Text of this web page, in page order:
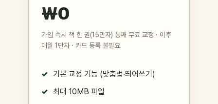
₩0
가입 즉시 책 한 권(15만자) 통째 무료 교정 · 이후
매월 1만자 · 카드 등록 불필요
기본 교정 기능 (맞춤법·띄어쓰기)
최대 10MB 파일